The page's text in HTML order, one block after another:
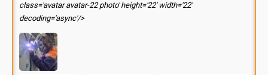
class='avatar avatar-22 photo' height='22' width='22'
decoding='async'/>